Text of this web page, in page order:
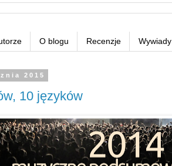
O blogu Recenzje Wywiady
2015
10 języków